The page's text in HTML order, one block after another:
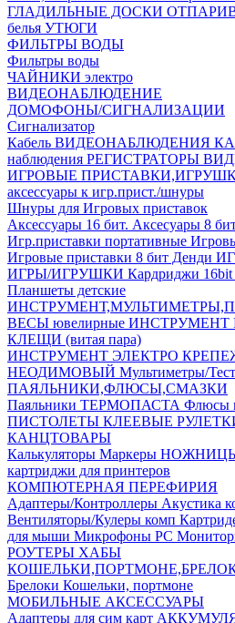
ГЛАДИЛЬНЫЕ ДОСКИ
белья УТЮГИ
ФИЛЬТРЫ ВОДЫ
Фильтры воды
ЧАЙНИКИ электро
ВИДЕОНАБЛЮДЕНИЕ
ДОМОФОНЫ/СИГНАЛИЗАЦИИ
Сигнализатор
Кабель ВИДЕОНАБЛЮДЕНИЯ
наблюдения РЕГИСТРАТОРЫ
ИГРОВЫЕ
аксесcуары к игр.прист./шнуры
Шнуры для Игровых приставок
Аксессуары 16 бит. Аксесуары 8
Игр.приставки портативные
Игровые приставки 8 бит Денди
ИГРЫ/ИГРУШКИ Кардриджи 16bit
Планшеты детские
ВЕСЫ ювелирные ИНСТРУМЕНТ
КЛЕЩИ (витая пара)
ИНСТРУМЕНТ ЭЛЕКТРО
НЕОДИМОВЫЙ Мультиметры/
ПАЯЛЬНИКИ,ФЛЮСЫ,СМАЗКИ
Паяльники ТЕРМОПАСТА Флюсы
ПИСТОЛЕТЫ КЛЕЕВЫЕ
КАНЦТОВАРЫ
Калькуляторы Маркеры
картриджи для принтеров
КОМПЮТЕРНАЯ ПЕРЕФИРИЯ
Адаптеры/Контроллеры Акустика
Вентиляторы/Кулеры комп
для мыши Микрофоны PC
РОУТЕРЫ ХАБЫ
Брелоки Кошельки, портмоне
МОБИЛЬНЫЕ АКСЕССУАРЫ
Адаптеры для сим карт